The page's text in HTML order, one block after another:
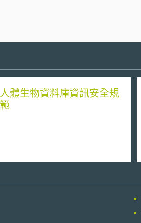
人體生物資料庫資訊安全規
範